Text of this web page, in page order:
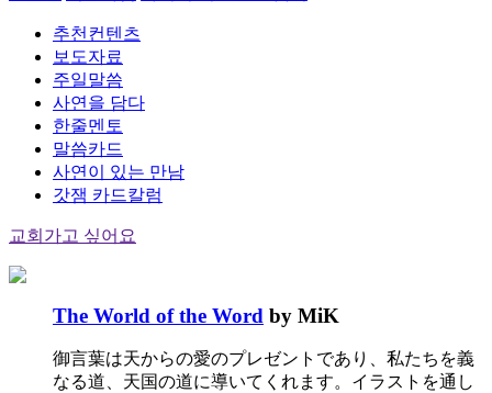
추천컨텐츠
보도자료
주일말씀
사연을 담다
한줄멘토
말씀카드
사연이 있는 만남
갓잼 카드칼럼
교회가고 싶어요
The World of the Word by MiK
御言葉は天からの愛のプレゼントであり、私たちを義
なる道、天国の道に導いてくれます。イラストを通し